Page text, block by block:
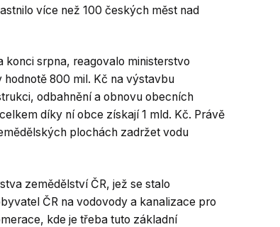
více než 100 českých měst nad
konci srpna, reagovalo ministerstvo
800 mil. Kč na výstavbu
odbahnění a obnovu obecních
díky ní obce získají 1 mld. Kč. Právě
plochách zadržet vodu
zemědělství ČR, jež se stalo
ČR na vodovody a kanalizace pro
kde je třeba tuto základní